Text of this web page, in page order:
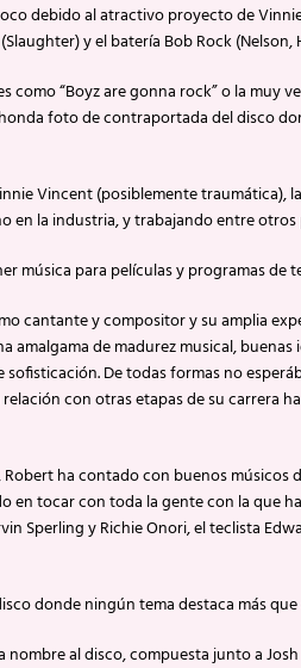
debido al atractivo proyecto de
y el batería Bob Rock (Nelson,
como “Boyz are gonna rock” o la muy
foto de contraportada del disco
Vincent (posiblemente traumática),
en la industria, y trabajando entre
música para películas y programas de
cantante y compositor y su amplia
amalgama de madurez musical,
De todas formas no
con otras etapas de su carrera
ha contado con buenos músicos
en tocar con toda la gente con la que
Sperling y Richie Onori, el teclista
donde ningún tema destaca más
al disco, compuesta junto a